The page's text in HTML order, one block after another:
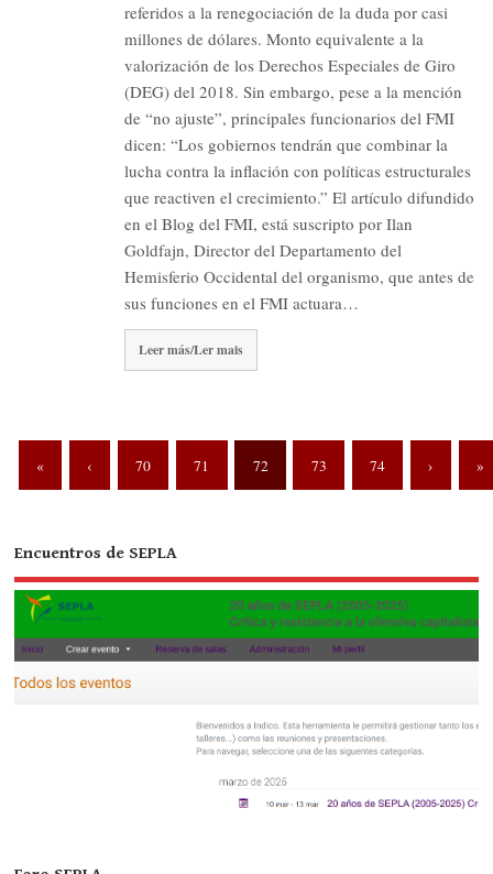
referidos a la renegociación de la duda por casi
millones de dólares. Monto equivalente a la
valorización de los Derechos Especiales de Giro
(DEG) del 2018. Sin embargo, pese a la mención
de “no ajuste”, principales funcionarios del FMI
dicen: “Los gobiernos tendrán que combinar la
lucha contra la inflación con políticas estructurales
que reactiven el crecimiento.” El artículo difundido
en el Blog del FMI, está suscripto por Ilan
Goldfajn, Director del Departamento del
Hemisferio Occidental del organismo, que antes de
sus funciones en el FMI actuara…
Leer más/Ler mais
« ‹ 70 71 72 73 74 › »
Encuentros de SEPLA